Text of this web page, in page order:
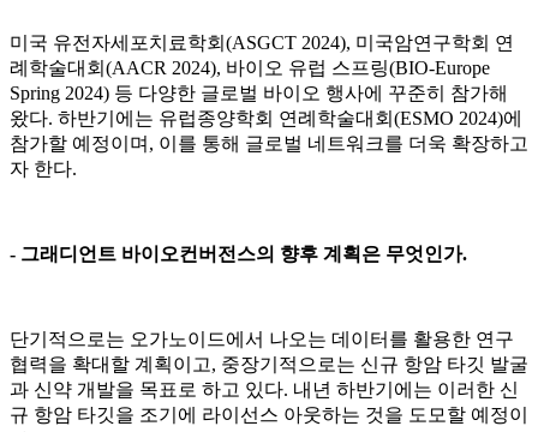
미국 유전자세포치료학회(ASGCT 2024), 미국암연구학회 연
례학술대회(AACR 2024), 바이오 유럽 스프링(BIO-Europe
Spring 2024) 등 다양한 글로벌 바이오 행사에 꾸준히 참가해
왔다. 하반기에는 유럽종양학회 연례학술대회(ESMO 2024)에
참가할 예정이며, 이를 통해 글로벌 네트워크를 더욱 확장하고
자 한다.
- 그래디언트 바이오컨버전스의 향후 계획은 무엇인가.
단기적으로는 오가노이드에서 나오는 데이터를 활용한 연구
협력을 확대할 계획이고, 중장기적으로는 신규 항암 타깃 발굴
과 신약 개발을 목표로 하고 있다. 내년 하반기에는 이러한 신
규 항암 타깃을 조기에 라이선스 아웃하는 것을 도모할 예정이